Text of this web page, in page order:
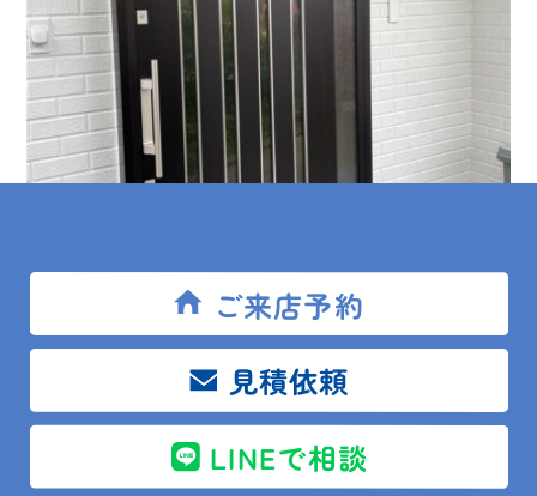
ご来店予約
見積依頼
LINEで相談
現場レポート 2024.10.30
館山市 T様邸 玄関ドア改修工事